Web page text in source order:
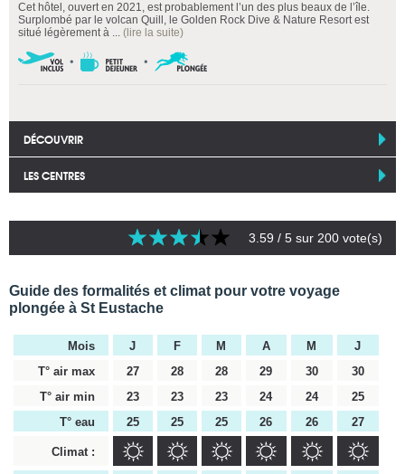
Cet hôtel, ouvert en 2021, est probablement l’un des plus beaux de l’île.
Surplombé par le volcan Quill, le Golden Rock Dive & Nature Resort est
situé légèrement à ... (lire la suite)
DÉCOUVRIR
LES CENTRES
3.59 / 5 sur 200 vote(s)
Guide des formalités et climat pour votre voyage
plongée à St Eustache
Mois J F M A M
J
T° air max
27 28 28 29 30
30
T° air min
23 23 23 24 24
25
T° eau
25 25 25 26 26 27
Climat :